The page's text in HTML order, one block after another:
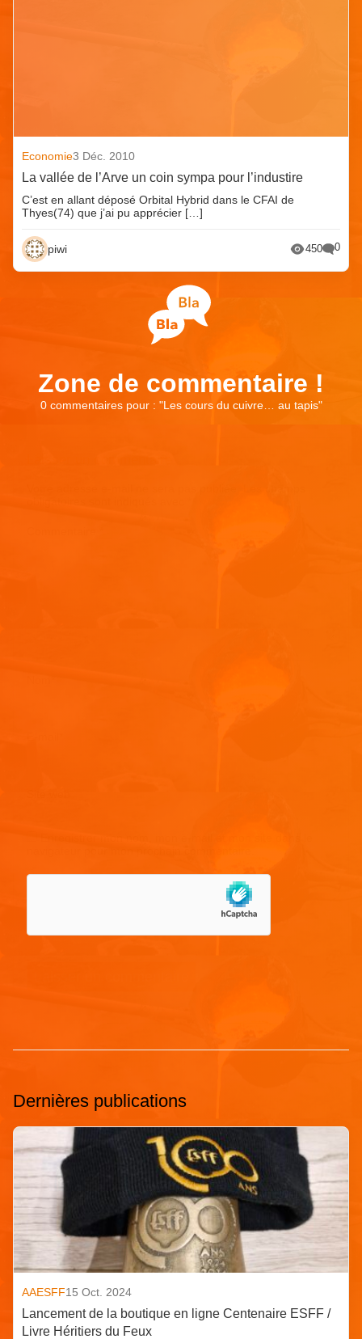
Economie3 Déc. 2010
La vallée de l’Arve un coin sympa pour l’industire
C’est en allant déposé Orbital Hybrid dans le CFAI de
Thyes(74) que j’ai pu apprécier […]
piwi 450 0
Zone de commentaire !
0 commentaires pour : "Les cours du cuivre… au tapis"
Dernières publications
AAESFF15 Oct. 2024
Lancement de la boutique en ligne Centenaire ESFF /
Livre Héritiers du Feux